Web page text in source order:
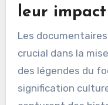
leur présence
Quel rôle
dans la